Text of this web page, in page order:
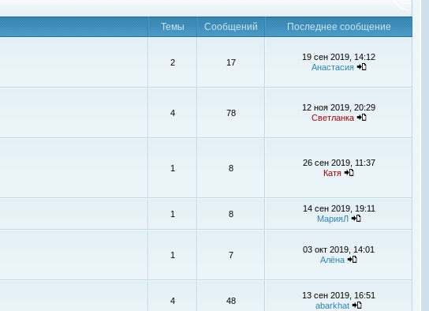
Темы Сообщений
Последнее сообщение
2 17
19 сен 2019, 14:12
Анастасия
4 78
12 ноя 2019, 20:29
Светланка
1 8
26 сен 2019, 11:37
Катя
1 8
14 сен 2019, 19:11
МарияЛ
1 7
03 окт 2019, 14:01
Алёна
4 48
13 сен 2019, 16:51
abarkhat